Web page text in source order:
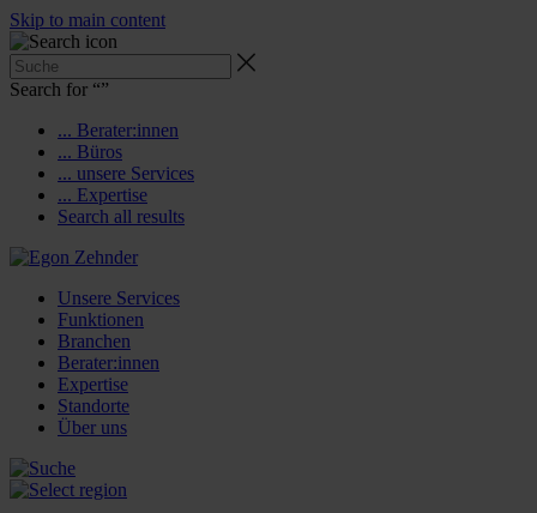
Skip to main content
Search for “”
... Berater:innen
... Büros
... unsere Services
... Expertise
Search all results
Unsere Services
Funktionen
Branchen
Berater:innen
Expertise
Standorte
Über uns